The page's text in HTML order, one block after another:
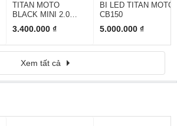
TITAN MOTO
BLACK MINI 2.0
SQUARE
3.400.000 ₫
BI LED TITAN MOTO
CB150
5.000.000 ₫
Xem tất cả